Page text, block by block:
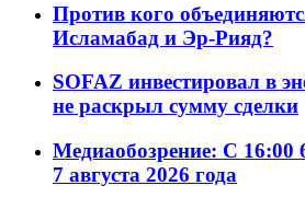
Против кого
Исламабад и Эр-Рияд?
SOFAZ инвестировал в
не раскрыл сумму сделки
Медиаобозрение: С 16:00
7 августа 2026 года